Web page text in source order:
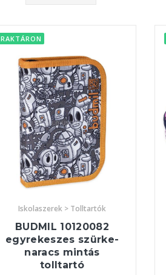
RAKTÁRON
Iskolaszerek > Tolltartók
BUDMIL 10120082
egyrekeszes szürke-
naracs mintás
tolltartó